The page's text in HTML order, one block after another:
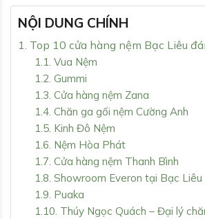
NỘI DUNG CHÍNH
1. Top 10 cửa hàng nệm Bạc Liêu
1.1. Vua Nệm
1.2. Gummi
1.3. Cửa hàng nệm Zana
1.4. Chăn ga gối nệm Cường Anh
1.5. Kinh Đô Nệm
1.6. Nệm Hòa Phát
1.7. Cửa hàng nệm Thanh Bình
1.8. Showroom Everon tại Bạc Liêu
1.9. Puaka
1.10. Thúy Ngọc Quách – Đại lý